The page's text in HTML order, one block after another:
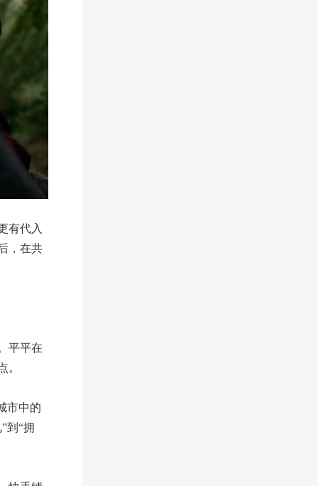
有代入
，在共
平平在
。
市中的
到“拥